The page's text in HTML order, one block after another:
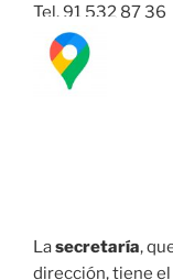
Tel. 91 532 87 36
Lasecretaría,
dirección, tiene